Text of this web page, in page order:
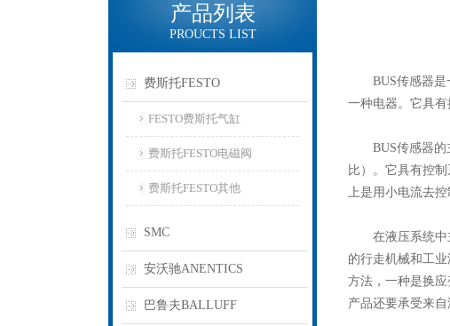
产品列表
PROUCTS LIST
费斯托FESTO
FESTO费斯托气缸
费斯托FESTO电磁阀
费斯托FESTO其他
SMC
安沃驰ANENTICS
巴鲁夫BALLUFF
BUS传感器是
一种电器。它具
BUS传感器的主
比）。它具有控
上是用小电流去控
在液压系统中主
的行走机械和工
方法，一种是换
产品还要承受来自